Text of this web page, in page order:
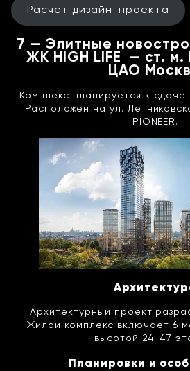
Расчет дизайн-проекта
7 — Элитные
ЖК HIGH LIFE — ст.
ЦАО
Комплекс планируется к
Расположен на ул.
PIONEER.
Архитектурный проект
Жилой комплекс включает 6
высотой 24-47
Планировки и